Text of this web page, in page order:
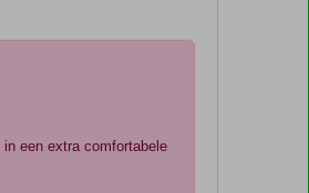
een extra comfortabele